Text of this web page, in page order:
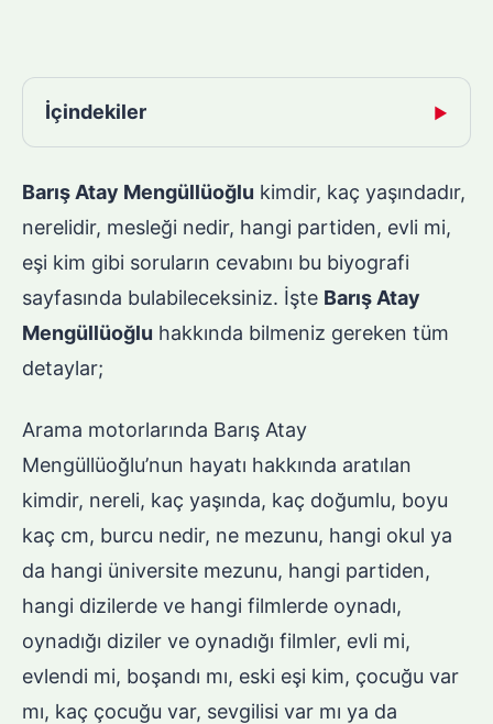
İçindekiler ▶
Barış Atay Mengüllüoğlu kimdir, kaç yaşındadır,
nerelidir, mesleği nedir, hangi partiden, evli mi,
eşi kim gibi soruların cevabını bu biyografi
sayfasında bulabileceksiniz. İşte Barış Atay
Mengüllüoğlu hakkında bilmeniz gereken tüm
detaylar;
Arama motorlarında Barış Atay
Mengüllüoğlu’nun hayatı hakkında aratılan
kimdir, nereli, kaç yaşında, kaç doğumlu, boyu
kaç cm, burcu nedir, ne mezunu, hangi okul ya
da hangi üniversite mezunu, hangi partiden,
hangi dizilerde ve hangi filmlerde oynadı,
oynadığı diziler ve oynadığı filmler, evli mi,
evlendi mi, boşandı mı, eski eşi kim, çocuğu var
mı, kaç çocuğu var, sevgilisi var mı ya da